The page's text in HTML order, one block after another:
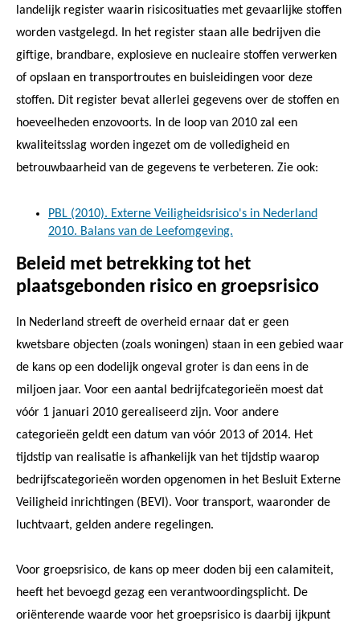
landelijk register waarin risicosituaties met gevaarlijke stoffen
worden vastgelegd. In het register staan alle bedrijven die
giftige, brandbare, explosieve en nucleaire stoffen verwerken
of opslaan en transportroutes en buisleidingen voor deze
stoffen. Dit register bevat allerlei gegevens over de stoffen en
hoeveelheden enzovoorts. In de loop van 2010 zal een
kwaliteitsslag worden ingezet om de volledigheid en
betrouwbaarheid van de gegevens te verbeteren. Zie ook:
PBL (2010). Externe Veiligheidsrisico's in Nederland
2010. Balans van de Leefomgeving.
Beleid met betrekking tot het
plaatsgebonden risico en groepsrisico
In Nederland streeft de overheid ernaar dat er geen
kwetsbare objecten (zoals woningen) staan in een gebied waar
de kans op een dodelijk ongeval groter is dan eens in de
miljoen jaar. Voor een aantal bedrijfcategorieën moest dat
vóór 1 januari 2010 gerealiseerd zijn. Voor andere
categorieën geldt een datum van vóór 2013 of 2014. Het
tijdstip van realisatie is afhankelijk van het tijdstip waarop
bedrijfscategorieën worden opgenomen in het Besluit Externe
Veiligheid inrichtingen (BEVI). Voor transport, waaronder de
luchtvaart, gelden andere regelingen.
Voor groepsrisico, de kans op meer doden bij een calamiteit,
heeft het bevoegd gezag een verantwoordingsplicht. De
oriënterende waarde voor het groepsrisico is daarbij ijkpunt